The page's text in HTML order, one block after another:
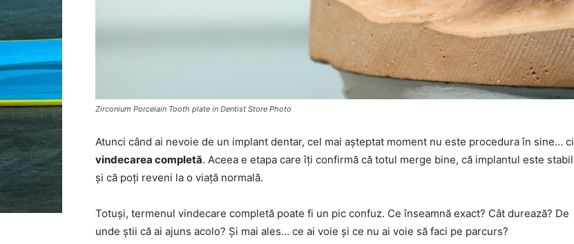
Zirconium Porcelain Tooth plate in Dentist Store Photo
Atunci când ai nevoie de un implant dentar, cel mai așteptat moment nu este procedura în sine… ci
vindecarea completă. Aceea e etapa care îți confirmă că totul merge bine, că implantul este stabil
și că poți reveni la o viață normală.
Totuși, termenul vindecare completă poate fi un pic confuz. Ce înseamnă exact? Cât durează? De
unde știi că ai ajuns acolo? Și mai ales… ce ai voie și ce nu ai voie să faci pe parcurs?